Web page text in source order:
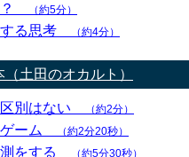
？ （約5分）
する思考 （約4分）
土田のオカルト）
区別はない （約2分）
ゲーム （約2分20秒）
測をする （約5分30秒）